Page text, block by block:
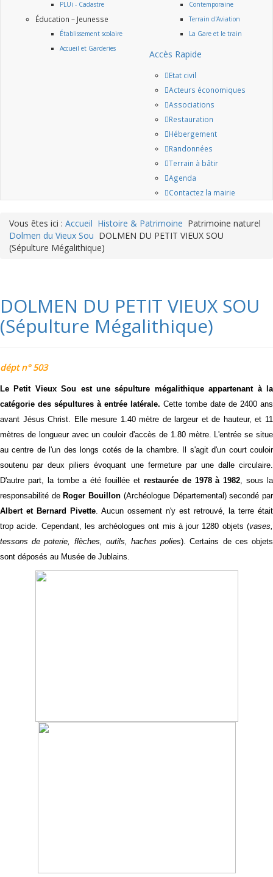
PLUi - Cadastre
Éducation – Jeunesse
Établissement scolaire
Accueil et Garderies
Contemporaine
Terrain d'Aviation
La Gare et le train
Accès Rapide
Etat civil
Acteurs économiques
Associations
Restauration
Hébergement
Randonnées
Terrain à bâtir
Agenda
Contactez la mairie
Vous êtes ici : Accueil Histoire & Patrimoine Patrimoine naturel
Dolmen du Vieux Sou DOLMEN DU PETIT VIEUX SOU
(Sépulture Mégalithique)
DOLMEN DU PETIT VIEUX SOU
(Sépulture Mégalithique)
dépt n° 503
Le Petit Vieux Sou est une sépulture mégalithique appartenant à la
catégorie des sépultures à entrée latérale. Cette tombe date de 2400 ans
avant Jésus Christ. Elle mesure 1.40 mètre de largeur et de hauteur, et 11
mètres de longueur avec un couloir d'accès de 1.80 mètre. L'entrée se situe
au centre de l'un des longs cotés de la chambre. Il s'agit d'un court couloir
soutenu par deux piliers évoquant une fermeture par une dalle circulaire.
D'autre part, la tombe a été fouillée et restaurée de 1978 à 1982, sous la
responsabilité deRoger Bouillon (Archéologue Départemental) secondé par
Albert et Bernard Pivette. Aucun ossement n'y est retrouvé, la terre était
trop acide. Cependant, les archéologues ont mis à jour 1280 objets (vases,
tessons de poterie, flèches, outils, haches polies). Certains de ces objets
sont déposés au Musée de Jublains.